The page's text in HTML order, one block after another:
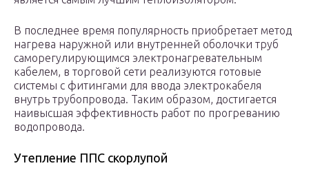
В последнее время популярность приобретает метод
нагрева наружной или внутренней оболочки труб
саморегулирующимся электронагревательным
кабелем, в торговой сети реализуются готовые
системы с фитингами для ввода электрокабеля
внутрь трубопровода. Таким образом, достигается
наивысшая эффективность работ по прогреванию
водопровода.
Утепление ППС скорлупой